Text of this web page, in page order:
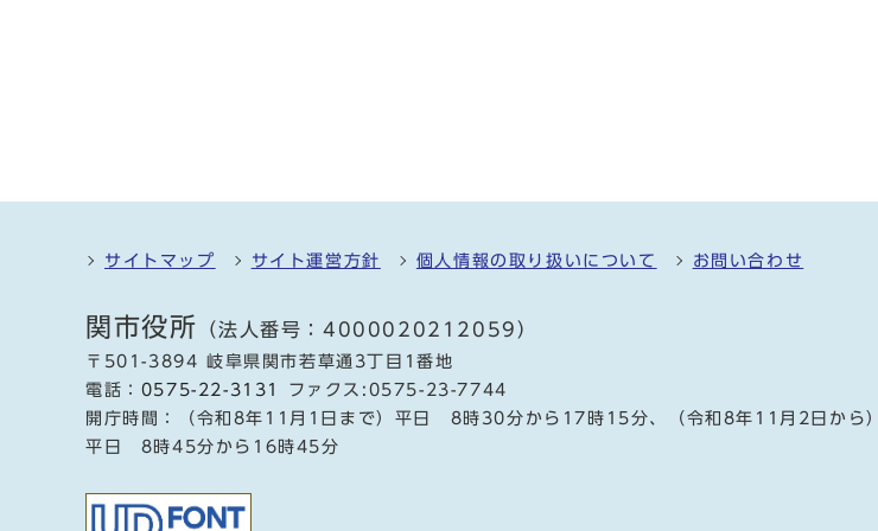
サイトマップ サイト運営方針 個人情報の取り扱いについて お問い合わせ
関市役所 （法人番号：4000020212059）
〒501-3894 岐阜県関市若草通3丁目1番地
電話： 0575-22-3131
ファクス:0575-23-7744
開庁時間：（令和8年11月1日まで）平日 8時30分から17時15分、（令和8年11月2日から）
平日 8時45分から16時45分